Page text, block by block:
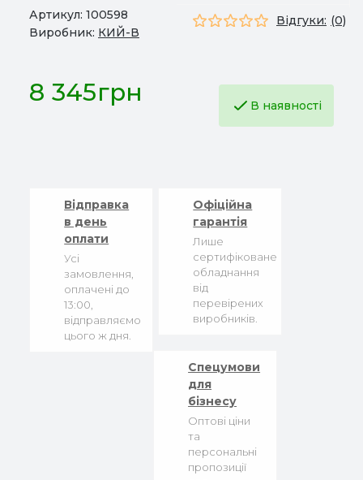
Артикул: 100598
Виробник: КИЙ-В
Відгуки: (0)
8 345грн В наявності
Відправка
в день
оплати
Усі
замовлення,
оплачені до
13:00,
відправляємо
цього ж дня.
Офіційна
гарантія
Лише
сертифіковане
обладнання
від
перевірених
виробників.
Спецумови
для
бізнесу
Оптові ціни
та
персональні
пропозиції